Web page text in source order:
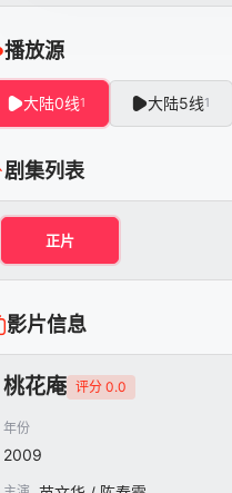
播放源
大陆0线1 大陆5线1
剧集列表
正片
影片信息
桃花庵 评分 0.0
年份
2009